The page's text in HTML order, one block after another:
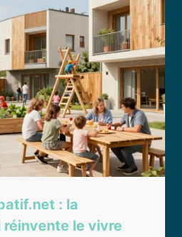
: la
le vivre